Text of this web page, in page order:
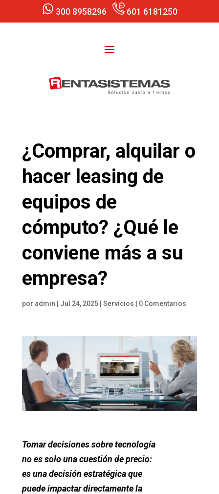
300 8958296 601 6181250
¿Comprar, alquilar o
hacer leasing de
equipos de
cómputo? ¿Qué le
conviene más a su
empresa?
por admin Jul 24, 2025| Servicios 0 Comentarios
Tomar decisiones sobre tecnología
no es solo una cuestión de precio:
es una decisión estratégica que
puede impactar directamente la